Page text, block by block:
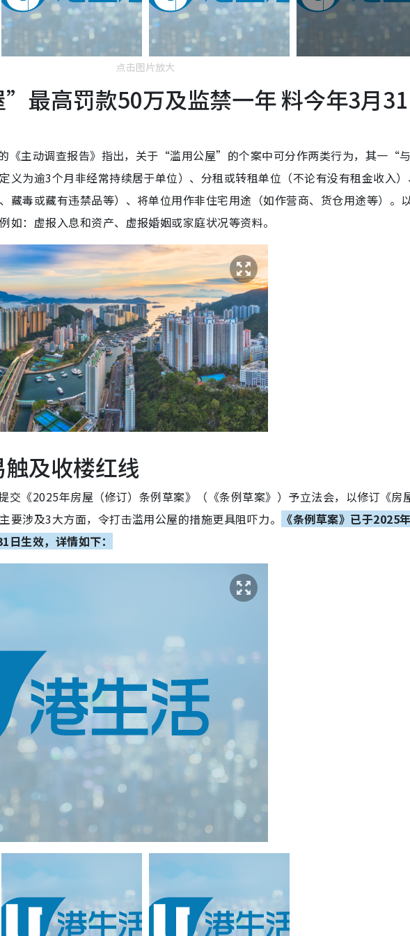
点击图片放大
”最高罚款50万及监禁一年 料今年3月
《主动调查报告》指出，关于“滥用公屋”的个案中可分作两类行为，其一“
义为逾3个月非经常持续居于单位）、分租或转租单位（不论有没有租金收入）
藏毒或藏有违禁品等）、将单位用作非住宅用途（如作营商、货仓用途等）。
：虚报入息和资产、虚报婚姻或家庭状况等资料。
及收楼红线
交《2025年房屋（修订）条例草案》（《条例草案》）予立法会，以修订《房
要涉及3大方面，令打击滥用公屋的措施更具阻吓力。
《条例草案》已于2025
生效，详情如下：